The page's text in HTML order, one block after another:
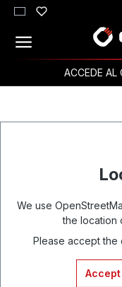
Saltar al contenido
ACCEDE AL
We use
the location
Please accept the